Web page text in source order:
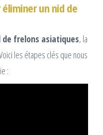
un nid de
frelons asiatiques, la
les étapes clés que nous
: